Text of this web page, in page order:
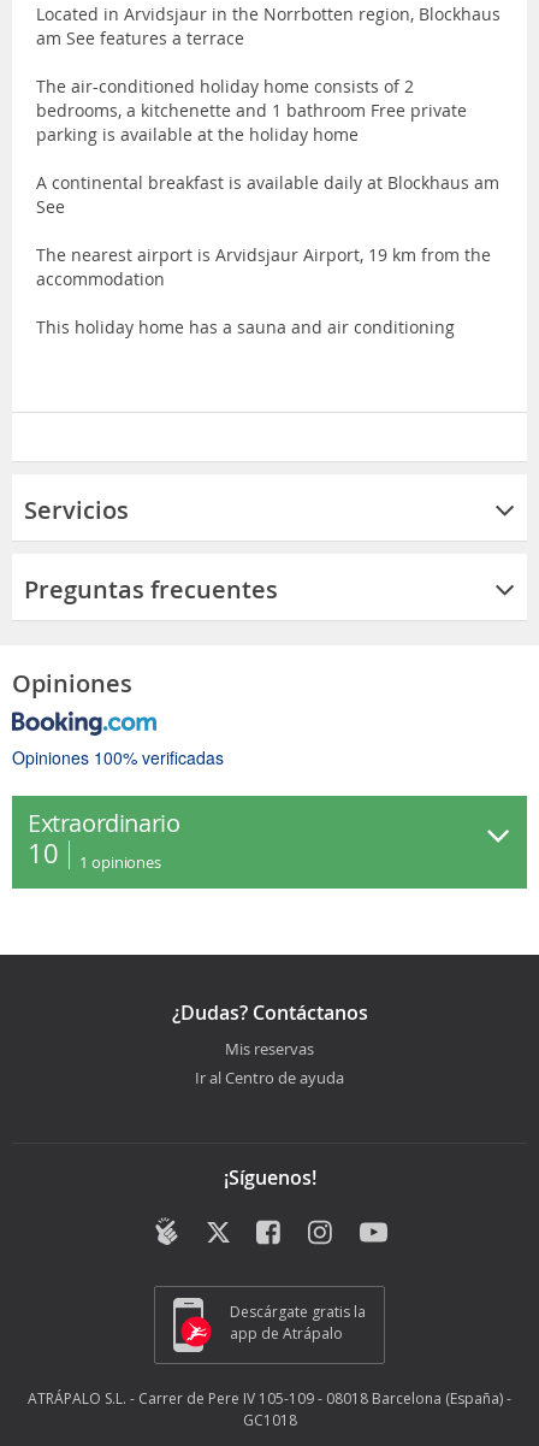
Located in Arvidsjaur in the Norrbotten region, Blockhaus
am See features a terrace
The air-conditioned holiday home consists of 2
bedrooms, a kitchenette and 1 bathroom Free private
parking is available at the holiday home
A continental breakfast is available daily at Blockhaus am
See
The nearest airport is Arvidsjaur Airport, 19 km from the
accommodation
This holiday home has a sauna and air conditioning
Servicios
Preguntas frecuentes
Opiniones
Opiniones 100% verificadas
Extraordinario
10 1 opiniones
¿Dudas? Contáctanos
Mis reservas
Ir al Centro de ayuda
¡Síguenos!
Descárgate gratis la
app de Atrápalo
ATRÁPALO S.L. - Carrer de Pere IV 105-109 - 08018 Barcelona (España) -
GC1018